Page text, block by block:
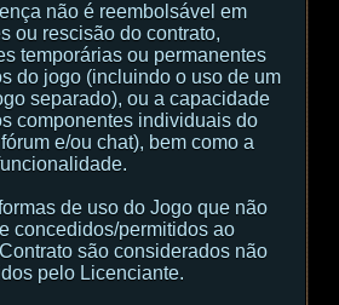
não é reembolsável em
ou rescisão do contrato,
temporárias ou permanentes
do jogo (incluindo o uso de um
separado), ou a capacidade
componentes individuais do
e/ou chat), bem como a
de uso do Jogo que não
concedidos/permitidos ao
são considerados não
pelo Licenciante.